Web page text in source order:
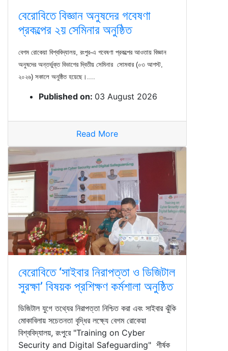
বেরোবিতে বিজ্ঞান অনুষদের গবেষণা
প্রকল্পের ২য় সেমিনার অনুষ্ঠিত
বেগম রোকেয়া বিশ্ববিদ্যালয়, রংপুর-এ গবেষণা প্রকল্পের আওতায় বিজ্ঞান
অনুষদের অন্তর্ভুক্ত বিভাগের দ্বিতীয় সেমিনার সোমবার (০৩ আগস্ট,
২০২৬) সকালে অনুষ্ঠিত হয়েছে।....
Published on: 03 August 2026
Read More
বেরোবিতে ‘সাইবার নিরাপত্তা ও ডিজিটাল
সুরক্ষা’ বিষয়ক প্রশিক্ষণ কর্মশালা অনুষ্ঠিত
ডিজিটাল যুগে তথ্যের নিরাপত্তা নিশ্চিত করা এবং সাইবার ঝুঁকি
মোকাবিলায় সচেতনতা বৃদ্ধির লক্ষ্যে বেগম রোকেয়া
বিশ্ববিদ্যালয়, রংপুরে "Training on Cyber
Security and Digital Safeguarding" শীর্ষক